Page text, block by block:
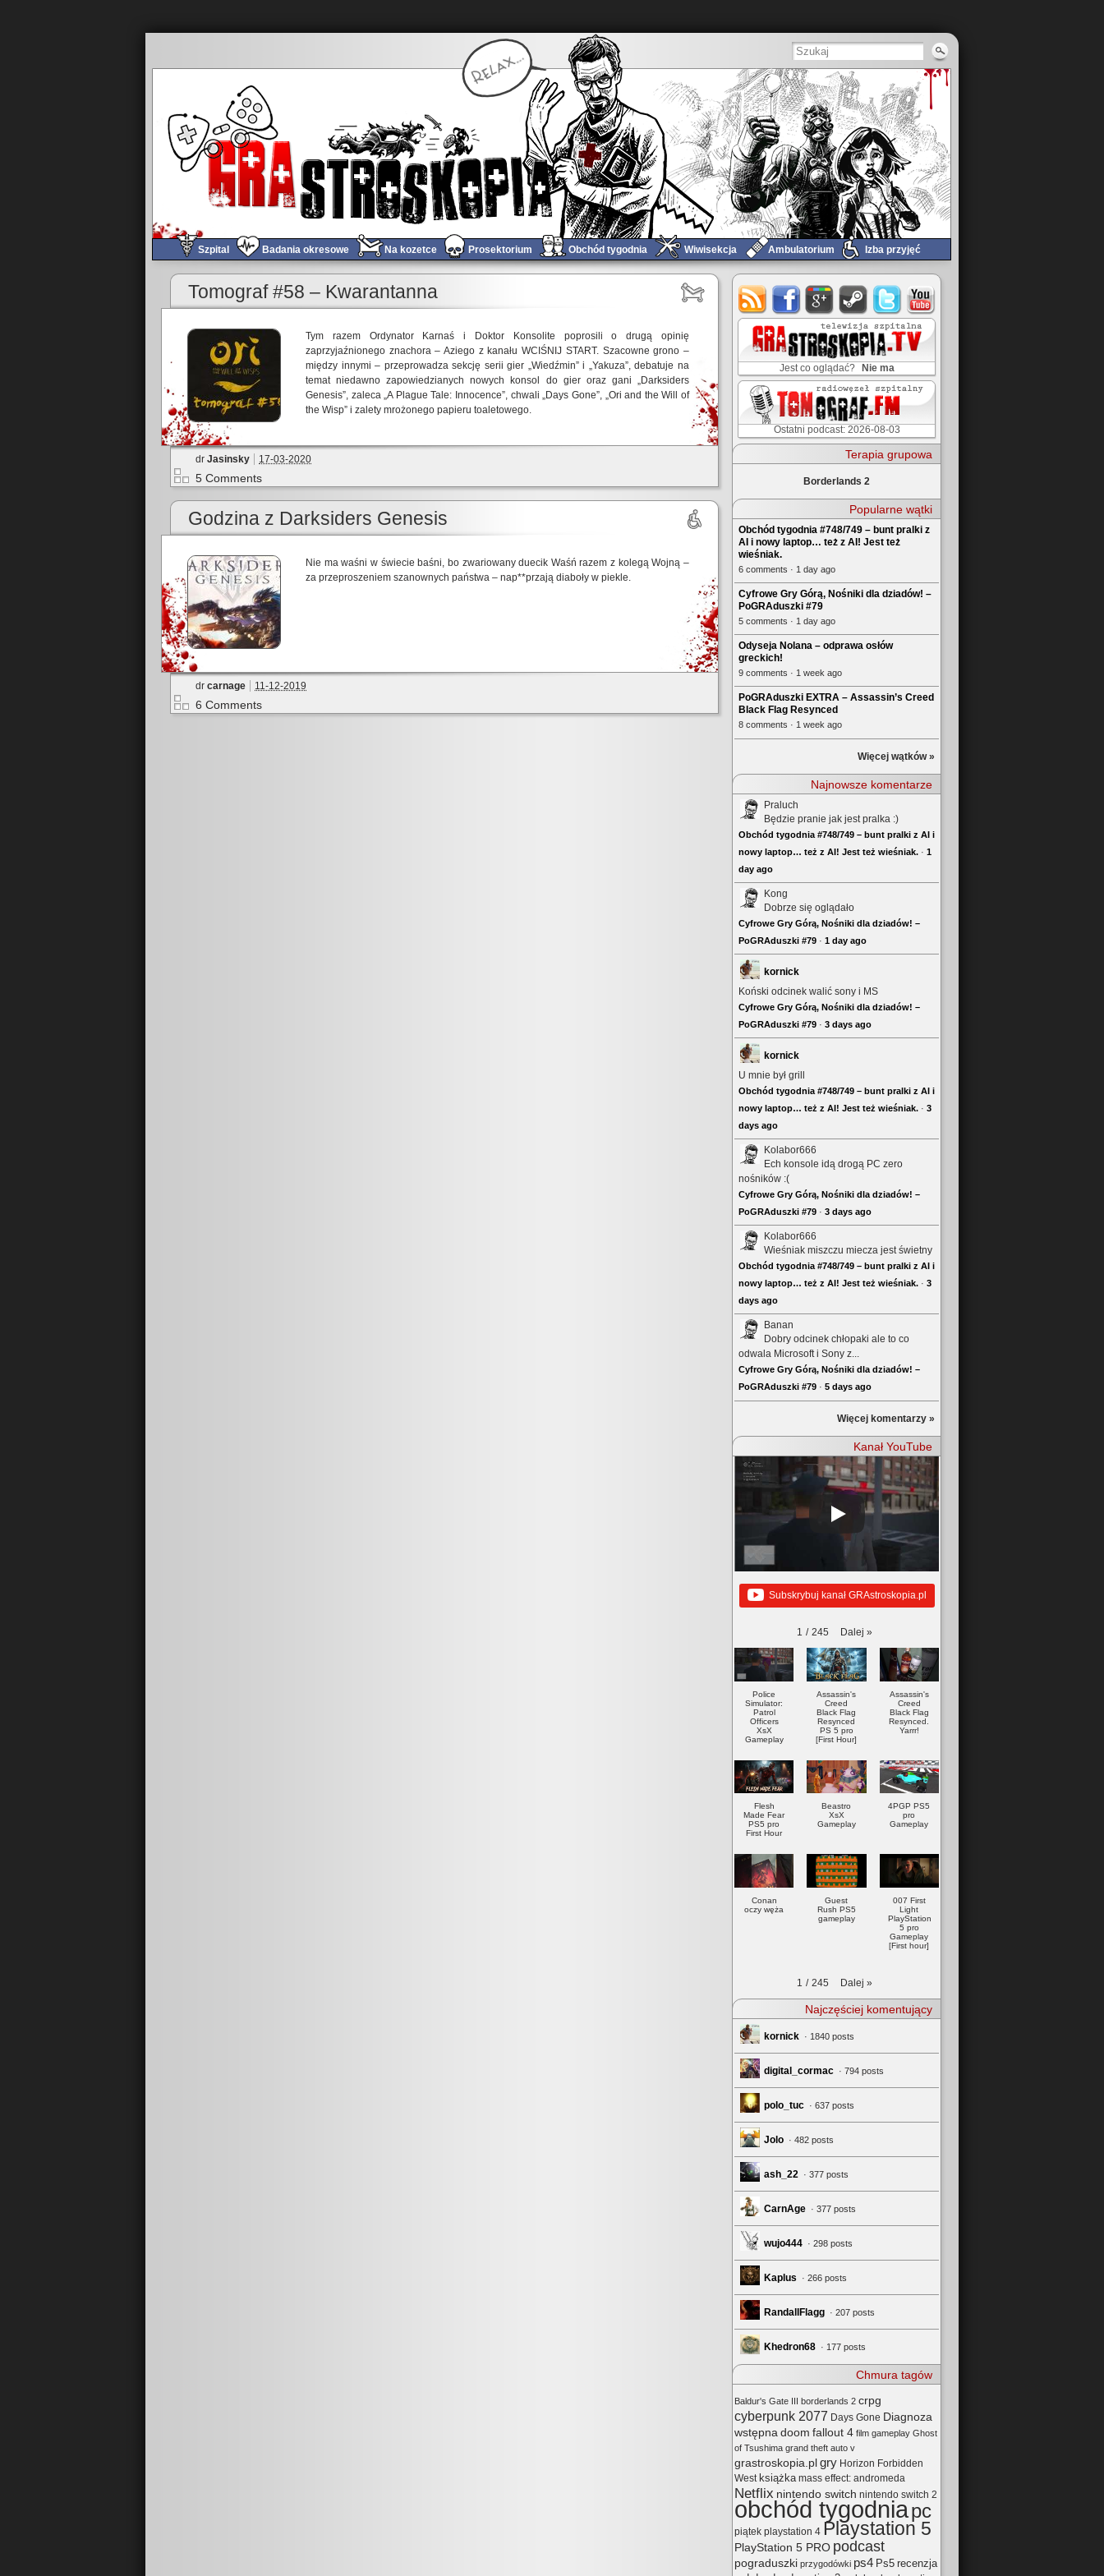
Szpital Badania okresowe Na kozetce Prosektorium Obchód tygodnia Wiwisekcja Ambulatorium Izba przyjęć
Tomograf #58 – Kwarantanna
Tym razem Ordynator Karnaś i Doktor Konsolite poprosili o drugą opinię
zaprzyjaźnionego znachora – Aziego z kanału WCIŚNIJ START. Szacowne grono –
między innymi – przeprowadza sekcję serii gier „Wiedźmin” i „Yakuza”, debatuje na
temat niedawno zapowiedzianych nowych konsol do gier oraz gani „Darksiders
Genesis”, zaleca „A Plague Tale: Innocence”, chwali „Days Gone”, „Ori and the Will of
the Wisp” i zalety mrożonego papieru toaletowego.
dr Jasinsky 17-03-2020
5 Comments
Godzina z Darksiders Genesis
Nie ma waśni w świecie baśni, bo zwariowany duecik Waśń razem z kolegą Wojną –
za przeproszeniem szanownych państwa – nap**przają diaboły w piekle.
dr carnage 11-12-2019
6 Comments
Jest co oglądać? Nie ma
Ostatni podcast: 2026-08-03
Terapia grupowa
Borderlands 2
Popularne wątki
Obchód tygodnia #748/749 – bunt pralki z
AI i nowy laptop… też z AI! Jest też
wieśniak.
6 comments · 1 day ago
Cyfrowe Gry Górą, Nośniki dla dziadów! –
PoGRAduszki #79
5 comments · 1 day ago
Odyseja Nolana – odprawa osłów
greckich!
9 comments · 1 week ago
PoGRAduszki EXTRA – Assassin’s Creed
Black Flag Resynced
8 comments · 1 week ago
Więcej wątków »
Najnowsze komentarze
Praluch
Będzie pranie jak jest pralka :)
Obchód tygodnia #748/749 – bunt pralki z AI i
nowy laptop… też z AI! Jest też wieśniak. · 1
day ago
Kong
Dobrze się oglądało
Cyfrowe Gry Górą, Nośniki dla dziadów! –
PoGRAduszki #79 · 1 day ago
kornick
Koński odcinek walić sony i MS
Cyfrowe Gry Górą, Nośniki dla dziadów! –
PoGRAduszki #79 · 3 days ago
kornick
U mnie był grill
Obchód tygodnia #748/749 – bunt pralki z AI i
nowy laptop… też z AI! Jest też wieśniak. · 3
days ago
Kolabor666
Ech konsole idą drogą PC zero
nośników :(
Cyfrowe Gry Górą, Nośniki dla dziadów! –
PoGRAduszki #79 · 3 days ago
Kolabor666
Wieśniak miszczu miecza jest świetny
Obchód tygodnia #748/749 – bunt pralki z AI i
nowy laptop… też z AI! Jest też wieśniak. · 3
days ago
Banan
Dobry odcinek chłopaki ale to co
odwala Microsoft i Sony z...
Cyfrowe Gry Górą, Nośniki dla dziadów! –
PoGRAduszki #79 · 5 days ago
Więcej komentarzy »
Kanał YouTube
Subskrybuj kanał GRAstroskopia.pl
1 / 245 Dalej »
Police
Simulator:
Patrol
Officers
XsX
Gameplay
Assassin's
Creed
Black Flag
Resynced
PS 5 pro
[First Hour]
Assassin's
Creed
Black Flag
Resynced.
Yarrr!
Flesh
Made Fear
PS5 pro
First Hour
Beastro
XsX
Gameplay
4PGP PS5
pro
Gameplay
Conan
oczy węża
Guest
Rush PS5
gameplay
007 First
Light
PlayStation
5 pro
Gameplay
[First hour]
1 / 245 Dalej »
Najczęściej komentujący
kornick · 1840 posts
digital_cormac · 794 posts
polo_tuc · 637 posts
Jolo · 482 posts
ash_22 · 377 posts
CarnAge · 377 posts
wujo444 · 298 posts
Kaplus · 266 posts
RandallFlagg · 207 posts
Khedron68 · 177 posts
Chmura tagów
Baldur's Gate III borderlands 2 crpg
cyberpunk 2077 Days Gone Diagnoza
wstępnadoom fallout 4 film gameplay Ghost
of Tsushima grand theft auto v
grastroskopia.pl gry Horizon Forbidden
West książka mass effect: andromeda
Netflix nintendo switch nintendo switch 2
obchód tygodniapc
piątek playstation 4 Playstation 5
PlayStation 5 PRO podcast
pograduszki przygodówki ps4 Ps5 recenzja